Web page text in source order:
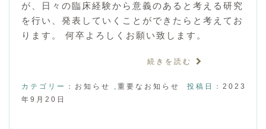
が、日々の臨床経験から意義のあると考える研究
を行い、発表していくことができたらと考えてお
ります。 何卒よろしくお願い致します。
続きを読む
カテゴリー： お知らせ , 重要なお知らせ 投稿日： 2023
年9月20日